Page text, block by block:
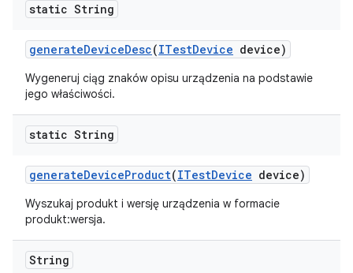
static String
generateDeviceDesc(ITestDevice device)
Wygeneruj ciąg znaków opisu urządzenia na podstawie
jego właściwości.
static String
generateDeviceProduct(ITestDevice device)
Wyszukaj produkt i wersję urządzenia w formacie
produkt:wersja.
String